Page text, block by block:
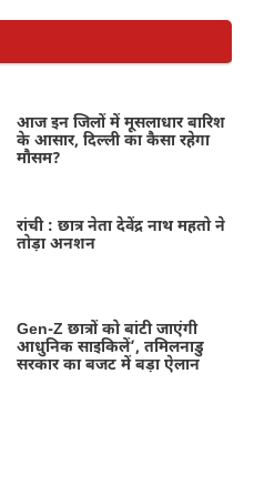
आज इन जिलों में मूसलाधार बारिश
के आसार, दिल्ली का कैसा रहेगा
मौसम?
रांची : छात्र नेता देवेंद्र नाथ महतो ने
तोड़ा अनशन
Gen-Z छात्रों को बांटी जाएंगी
आधुनिक साइकिलें’, तमिलनाडु
सरकार का बजट में बड़ा ऐलान